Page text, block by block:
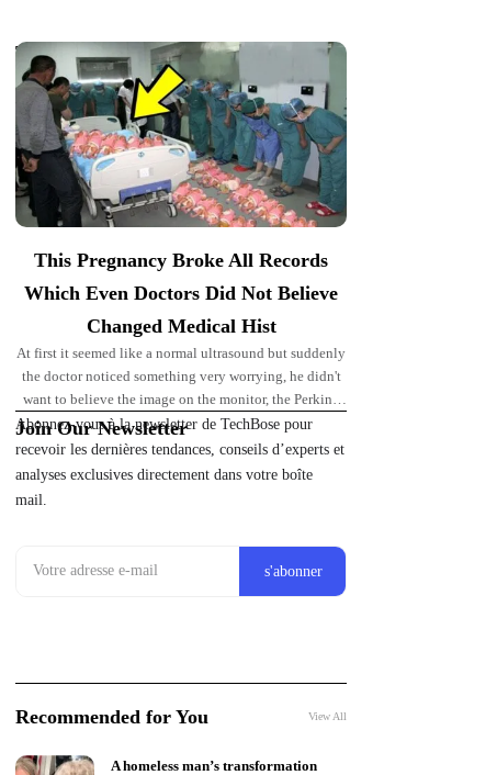
Top Picks for You
This Pregnancy Broke All Records
Which Even Doctors Did Not Believe
Changed Medical Hist
At first it seemed like a normal ultrasound but suddenly
the doctor noticed something very worrying, he didn't
want to believe the image on the monitor, the Perkins'
pregnancy took
Join Our Newsletter
Abonnez-vous à la newsletter de TechBose pour
recevoir les dernières tendances, conseils d’experts et
analyses exclusives directement dans votre boîte
mail.
Recommended for You View All
A homeless man’s transformation